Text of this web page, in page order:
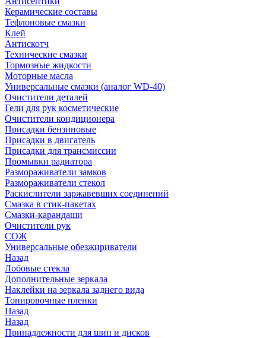
Керамические составы
Тефлоновые смазки
Клей
Антискотч
Технические смазки
Тормозные жидкости
Моторные масла
Универсальные смазки (аналог WD-40)
Очистители деталей
Гели для рук косметические
Очистители кондиционера
Присадки бензиновые
Присадки в двигатель
Присадки для трансмиссии
Промывки радиатора
Размораживатели замков
Размораживатели стекол
Раскислители заржавевших соединений
Смазка в стик-пакетах
Смазки-карандаши
Очистители рук
СОЖ
Универсальные обезжириватели
Назад
Лобовые стекла
Дополнительные зеркала
Наклейки на зеркала заднего вида
Тонировочные пленки
Назад
Назад
Принадлежности для шин и дисков